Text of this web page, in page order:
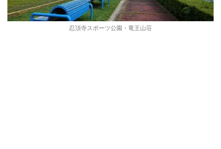
忍頂寺スポーツ公園・竜王山荘